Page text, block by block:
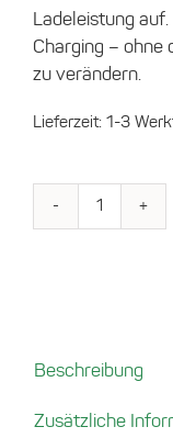
Ladeleistung
Charging – ohne
zu verändern.
Lieferzeit: 1-3
Wireless
(H)
[2002-
Beschreibung
Zusätzliche